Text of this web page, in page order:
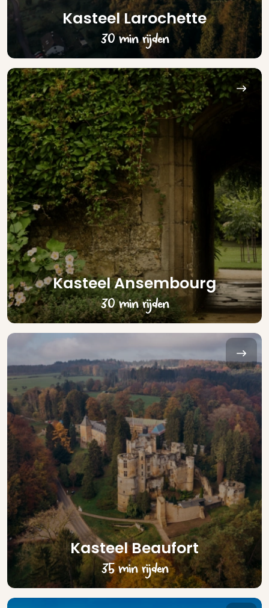
Kasteel Larochette
30 min rijden
Kasteel Ansembourg
30 min rijden
Kasteel Beaufort
35 min rijden